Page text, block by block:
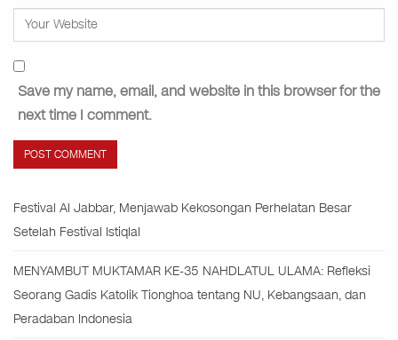
Save my name, email, and website in this browser for the
next time I comment.
Festival Al Jabbar, Menjawab Kekosongan Perhelatan Besar
Setelah Festival Istiqlal
MENYAMBUT MUKTAMAR KE-35 NAHDLATUL ULAMA: Refleksi
Seorang Gadis Katolik Tionghoa tentang NU, Kebangsaan, dan
Peradaban Indonesia